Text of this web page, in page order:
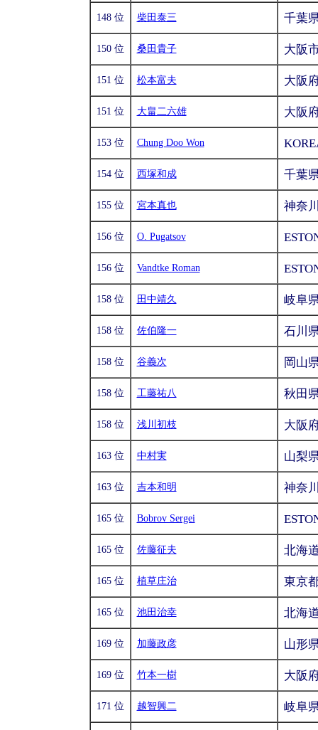
148 位 柴田泰三 千葉
150 位 桑田貴子 大阪
151 位 松本富夫 大阪
151 位 大畠二六雄 大阪
153 位 Chung Doo Won
154 位 西塚和成 千葉
155 位 宮本真也 神奈
156 位 O. Pugatsov
156 位 Vandtke Roman
158 位 田中靖久 岐阜
158 位 佐伯隆一 石川
158 位 谷義次 岡山
158 位 工藤祐八 秋田
158 位 浅川初枝 大阪
163 位 中村実 山梨
163 位 吉本和明 神奈
165 位 Bobrov Sergei
165 位 佐藤征夫 北海
165 位 植草庄治 東京
165 位 池田治幸 北海
169 位 加藤政彦 山形
169 位 竹本一樹 大阪
171 位 越智興二 岐阜